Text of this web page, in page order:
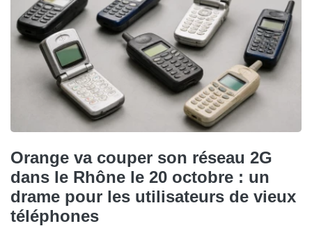
Orange va couper son réseau 2G
dans le Rhône le 20 octobre : un
drame pour les utilisateurs de vieux
téléphones